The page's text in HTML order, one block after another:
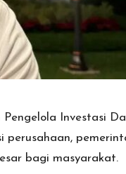
Investasi
bagi masyarakat.